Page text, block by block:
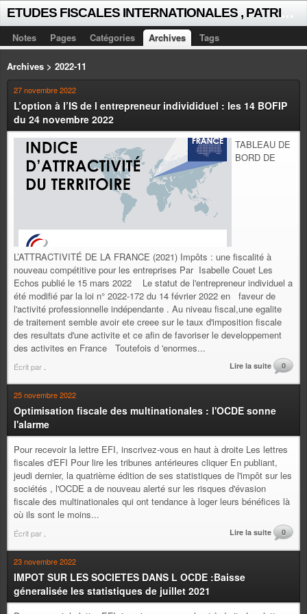
Notes Pages Catégories Archives Tags
Archives > 2022-11
27 novembre 2022
L’option à l’IS de l entrepreneur individiduel : les 14 BOFIP
du 24 novembre 2022
TABLEAU DE
BORD DE
L’ATTRACTIVITÉ DE LA FRANCE (2021) Impôts : une fiscalité à
nouveau compétitive pour les entreprises Par Isabelle Couet Les
Echos publié le 15 mars 2022 Le statut de l'entrepreneur individuel a
été modifié par la loi n° 2022-172 du 14 février 2022 en faveur de
l'activité professionnelle indépendante . Au niveau fiscal,une egalite
de traitement semble avoir ete creee sur le taux d'imposition fiscale
des resultats d'une activite et ce afin de favoriser le developpement
des activites en France Toutefois d 'enormes...
Écrit par Lire la suite 0
25 novembre 2022
Optimisation fiscale des multinationales : l'OCDE sonne
l'alarme
Pour recevoir la lettre EFI, inscrivez-vous en haut à droite Les lettres
fiscales d'EFI Pour lire les tribunes antérieures cliquer En publiant,
jeudi dernier, la quatrième édition de ses statistiques de l'impôt sur les
sociétés , l'OCDE a de nouveau alerté sur les risques d'évasion
fiscale des multinationales qui ont tendance à loger leurs bénéfices là
où ils sont le moins...
Écrit par Lire la suite 0
23 novembre 2022
IMPOT SUR LES SOCIETES DANS L OCDE :Baisse
géneralisée les statistiques de juillet 2021